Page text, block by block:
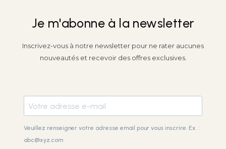
Je m'abonne à la newsletter
Inscrivez-vous à notre newsletter pour ne rater aucunes
nouveautés et recevoir des offres exclusives.
Veuillez renseigner votre adresse email pour vous inscrire. Ex. :
abc@xyz.com